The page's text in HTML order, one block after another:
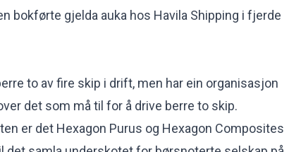
bokførte gjelda auka hos Havila Shipping i fjerde
to av fire skip i drift, men har ein organisasjon
det som må til for å drive berre to skip.
er det Hexagon Purus og Hexagon Composites